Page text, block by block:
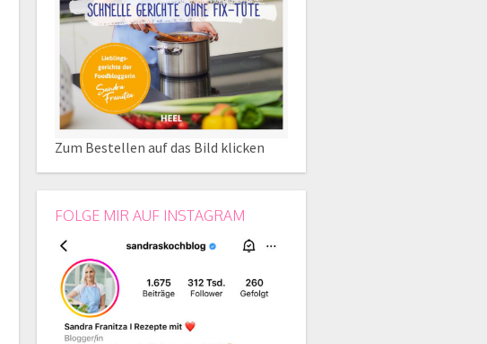
Zum Bestellen auf das Bild klicken
FOLGE MIR AUF INSTAGRAM